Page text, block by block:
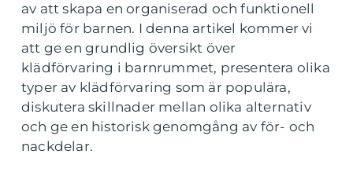
av att skapa en organiserad och funktionell
miljö för barnen. I denna artikel kommer vi
att ge en grundlig översikt över
klädförvaring i barnrummet, presentera olika
typer av klädförvaring som är populära,
diskutera skillnader mellan olika alternativ
och ge en historisk genomgång av för- och
nackdelar.